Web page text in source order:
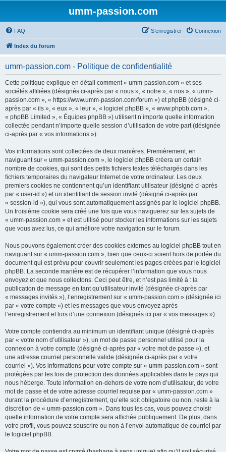
umm-passion.com
FAQ Connexion
S’enregistrer
Index du forum
umm-passion.com - Politique de confidentialité
Cette politique explique en détail comment « umm-passion.com » et ses
sociétés affiliées (désignés ci-après par « nous », « notre », « nos », « umm-
passion.com », « https://www.umm-passion.com/forum ») et phpBB (désigné ci-
après par « ils », « eux », « leur », « logiciel phpBB », « www.phpbb.com »,
« phpBB Limited », « Équipes phpBB ») utilisent n’importe quelle information
collectée pendant n’importe quelle session d’utilisation de votre part (désignée
ci-après par « vos informations »).
Vos informations sont collectées de deux manières. Premièrement, en
naviguant sur « umm-passion.com », le logiciel phpBB créera un certain
nombre de cookies, qui sont des petits fichiers textes téléchargés dans les
fichiers temporaires du navigateur Internet de votre ordinateur. Les deux
premiers cookies ne contiennent qu’un identifiant utilisateur (désigné ci-après
par « user-id ») et un identifiant de session invité (désigné ci-après par
« session-id »), qui vous sont automatiquement assignés par le logiciel phpBB.
Un troisième cookie sera créé une fois que vous naviguerez sur les sujets de
« umm-passion.com » et est utilisé pour stocker les informations sur les sujets
que vous avez lus, ce qui améliore votre navigation sur le forum.
Nous pouvons également créer des cookies externes au logiciel phpBB tout en
naviguant sur « umm-passion.com », bien que ceux-ci soient hors de portée du
document qui est prévu pour couvrir seulement les pages créées par le logiciel
phpBB. La seconde manière est de récupérer l’information que vous nous
envoyez et que nous collectons. Ceci peut être, et n’est pas limité à : la
publication de message en tant qu’utilisateur invité (désignée ci-après par
« messages invités »), l’enregistrement sur « umm-passion.com » (désignée ici
par « votre compte ») et les messages que vous envoyez après
l’enregistrement et lors d’une connexion (désignés ici par « vos messages »).
Votre compte contiendra au minimum un identifiant unique (désigné ci-après
par « votre nom d’utilisateur »), un mot de passe personnel utilisé pour la
connexion à votre compte (désigné ci-après par « votre mot de passe »), et
une adresse courriel personnelle valide (désignée ci-après par « votre
courriel »). Vos informations pour votre compte sur « umm-passion.com » sont
protégées par les lois de protection des données applicables dans le pays qui
nous héberge. Toute information en-dehors de votre nom d’utilisateur, de votre
mot de passe et de votre adresse courriel requise par « umm-passion.com »
durant la procédure d’enregistrement, qu’elle soit obligatoire ou non, reste à la
discrétion de « umm-passion.com ». Dans tous les cas, vous pouvez choisir
quelle information de votre compte sera affichée publiquement. De plus, dans
votre profil, vous pouvez souscrire ou non à l’envoi automatique de courriel par
le logiciel phpBB.